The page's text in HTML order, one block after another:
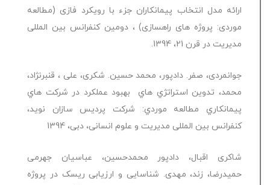
ارائه مدل انتخاب پیمانکاران جزء با رویکرد فازی (مطالعه
موردی: پروژه های راهسازی) ، دومین کنفرانس بین المللی
مدیریت در قرن 21، 1394.
جوانمردی، صفر. دادپور، محمد حسین. شکری، علی ، قنبرنژاد،
محمد، تدوين استراتژي هاي بهبود عملکرد در شرکت هاي
پيمانکاري مطالعه موردي: شرکت پرديس سازان نويد،
کنفرانس بین المللی مدیریت و علوم انسانی، دبی، 1394
شاکری اقبال، دادپور محمدحسین، عباسیان جهرمی
حمیدرضا، زند، مهدی. شناسایی و ارزیابی ریسک در پروژه